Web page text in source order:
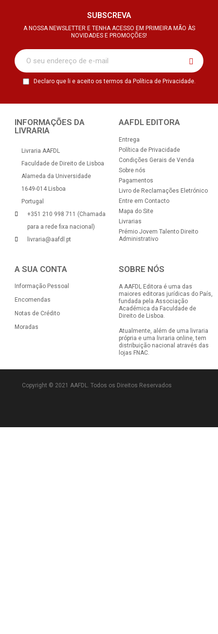
SUBSCREVA
A NOSSA NEWSLETTER E TENHA ACESSO EM PRIMEIRA MÃO ÀS
NOVIDADES E PROMOÇÕES!
Declaro que li e aceito os termos da Política de Privacidade.
INFORMAÇÕES DA
LIVRARIA
Livraria AAFDL
Faculdade de Direito de Lisboa
Alameda da Universidade
1649-014 Lisboa
Portugal
+351 210 998 711 (Chamada
para a rede fixa nacional)
livraria@aafdl.pt
AAFDL EDITORA
Entrega
Política de Privacidade
Condições Gerais de Venda
Sobre nós
Pagamentos
Livro de Reclamações Eletrónico
Entre em Contacto
Mapa do Site
Livrarias
Prémio Jovem Talento Direito
Administrativo
A SUA CONTA
Informação Pessoal
Encomendas
Notas de Crédito
Moradas
SOBRE NÓS
A AAFDL Editora é uma das
maiores editoras jurídicas do País,
fundada pela Associação
Académica da Faculdade de
Direito de Lisboa.
Atualmente, além de uma livraria
própria e uma livraria online, tem
distribuição nacional através das
lojas FNAC.
Copyright © 2021 AAFDL. Todos os Direitos Reservados